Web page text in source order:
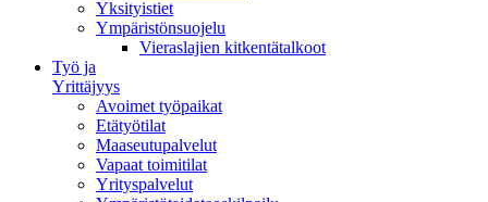
Yksityistiet
Ympäristönsuojelu
Vieraslajien kitkentätalkoot
Työ ja
Yrittäjyys
Avoimet työpaikat
Etätyötilat
Maaseutupalvelut
Vapaat toimitilat
Yrityspalvelut